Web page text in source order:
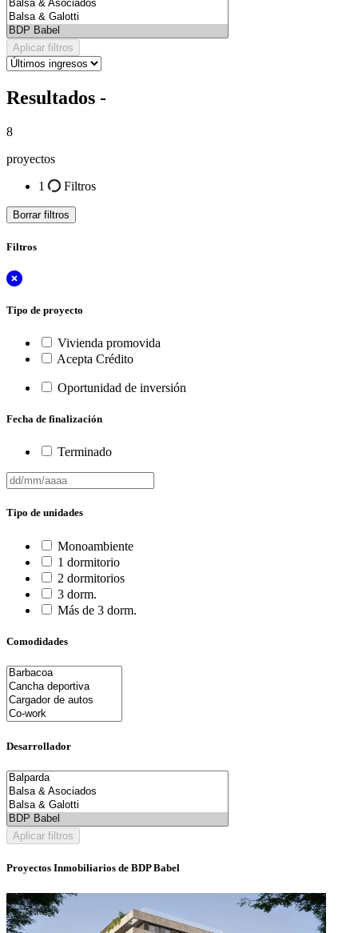
Aplicar filtros
Resultados -
8
proyectos
1
Filtros
Borrar filtros
Filtros
Tipo de proyecto
Vivienda promovida
Acepta Crédito
Oportunidad de inversión
Fecha de finalización
Terminado
Tipo de unidades
Monoambiente
1 dormitorio
2 dormitorios
3 dorm.
Más de 3 dorm.
Comodidades
Desarrollador
Aplicar filtros
Proyectos Inmobiliarios de BDP Babel